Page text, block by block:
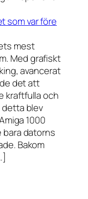
som var före
mest
Med grafiskt
avancerat
det att
kraftfulla och
detta blev
1000
bara datorns
Bakom